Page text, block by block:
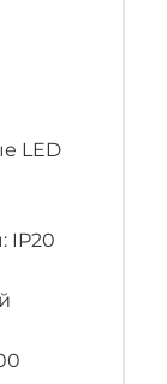
LED
IP20